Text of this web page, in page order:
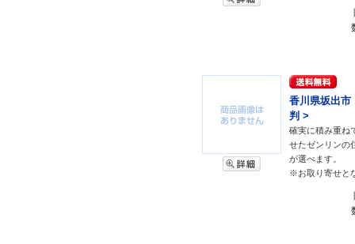
香川県坂出市
判 >
確実に積み重ね
せたゼンリンの
が選べます。
※お取り寄せと